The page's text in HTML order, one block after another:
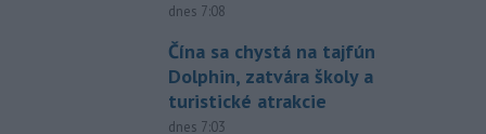
dnes 7:08
Čína sa chystá na tajfún
Dolphin, zatvára školy a
turistické atrakcie
dnes 7:03